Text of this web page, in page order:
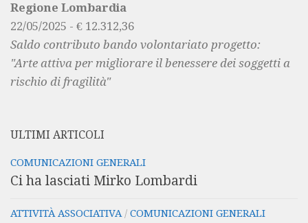
Regione Lombardia
22/05/2025 - € 12.312,36
Saldo contributo bando volontariato progetto:
"Arte attiva per migliorare il benessere dei soggetti a
rischio di fragilità"
ULTIMI ARTICOLI
COMUNICAZIONI GENERALI
Ci ha lasciati Mirko Lombardi
ATTIVITÀ ASSOCIATIVA/ COMUNICAZIONI GENERALI